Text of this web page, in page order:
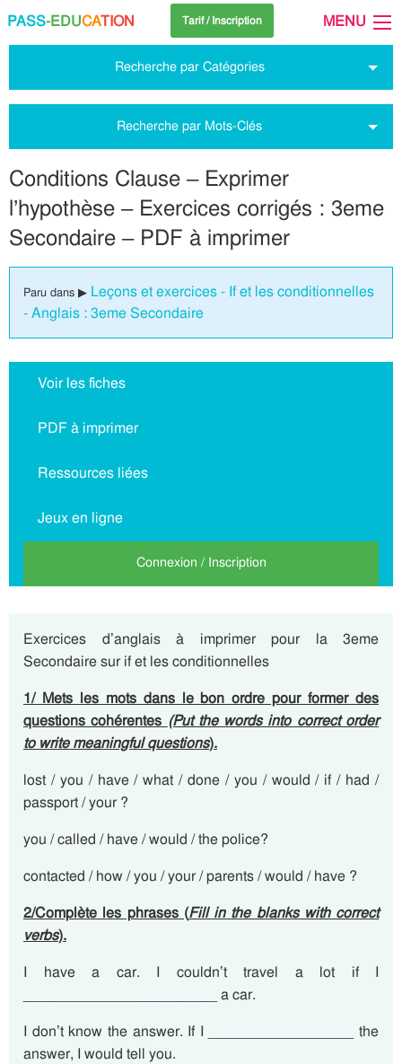
PASS-EDUCATION Tarif / Inscription MENU
Recherche par Catégories
Recherche par Mots-Clés
Conditions Clause – Exprimer
l’hypothèse – Exercices corrigés : 3eme
Secondaire – PDF à imprimer
Paru dans ▶ Leçons et exercices - If et les conditionnelles
- Anglais : 3eme Secondaire
Voir les fiches
PDF à imprimer
Ressources liées
Jeux en ligne
Connexion / Inscription
Exercices d’anglais à imprimer pour la 3eme
Secondaire sur if et les conditionnelles
1/ Mets les mots dans le bon ordre pour former des
questions cohérentes (Put the words into correct order
to write meaningful questions).
lost / you / have / what / done / you / would / if / had /
passport / your ?
you / called / have / would / the police?
contacted / how / you / your / parents / would / have ?
2/Complète les phrases (Fill in the blanks with correct
verbs).
I have a car. I couldn’t travel a lot if I
________________________ a car.
I don’t know the answer. If I __________________ the
answer, I would tell you.